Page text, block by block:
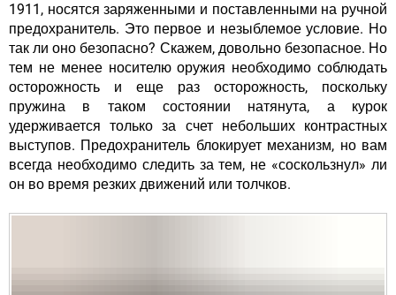
1911, носятся заряженными и поставленными на ручной
предохранитель. Это первое и незыблемое условие. Но
так ли оно безопасно? Скажем, довольно безопасное. Но
тем не менее носителю оружия необходимо соблюдать
осторожность и еще раз осторожность, поскольку
пружина в таком состоянии натянута, а курок
удерживается только за счет небольших контрастных
выступов. Предохранитель блокирует механизм, но вам
всегда необходимо следить за тем, не «соскользнул» ли
он во время резких движений или толчков.